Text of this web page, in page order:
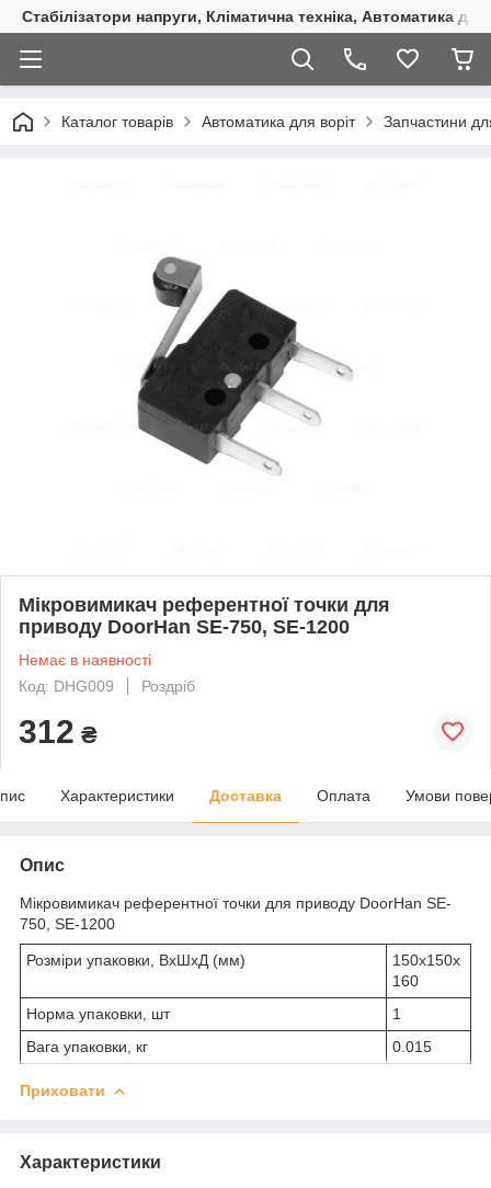
Стабілізатори напруги, Кліматична техніка, Автоматика
Каталог товарів Автоматика для воріт Запчастини
Мікровимикач референтної точки для
приводу DoorHan SE-750, SE-1200
Немає в наявності
Код: DHG009
Роздріб
312 ₴
Характеристики Доставка Оплата Умови
Опис
Мікровимикач референтної точки для приводу DoorHan SE-
750, SE-1200
Розміри упаковки, ВхШхД (мм)
150х150х
160
Норма упаковки, шт
1
Вага упаковки, кг
0.015
Приховати
Характеристики